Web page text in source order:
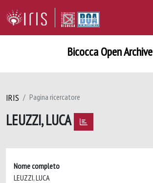
Bicocca Open Archive
IRIS Pagina ricercatore
LEUZZI, LUCA
Nome completo
LEUZZI, LUCA